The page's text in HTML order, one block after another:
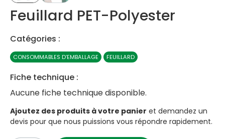
Feuillard PET-Polyester
Catégories :
CONSOMMABLES D’EMBALLAGE FEUILLARD
Fiche technique :
Aucune fiche technique disponible.
Ajoutez des produits à votre panier et demandez un
devis pour que nous puissions vous répondre rapidement.